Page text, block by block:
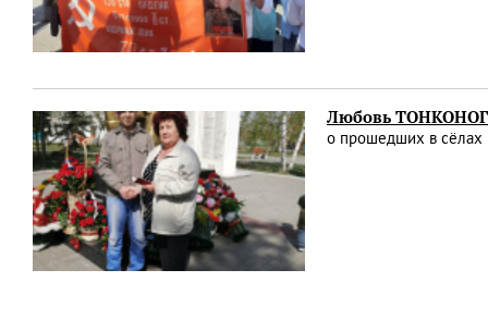
Любовь
о прошедших в сёлах